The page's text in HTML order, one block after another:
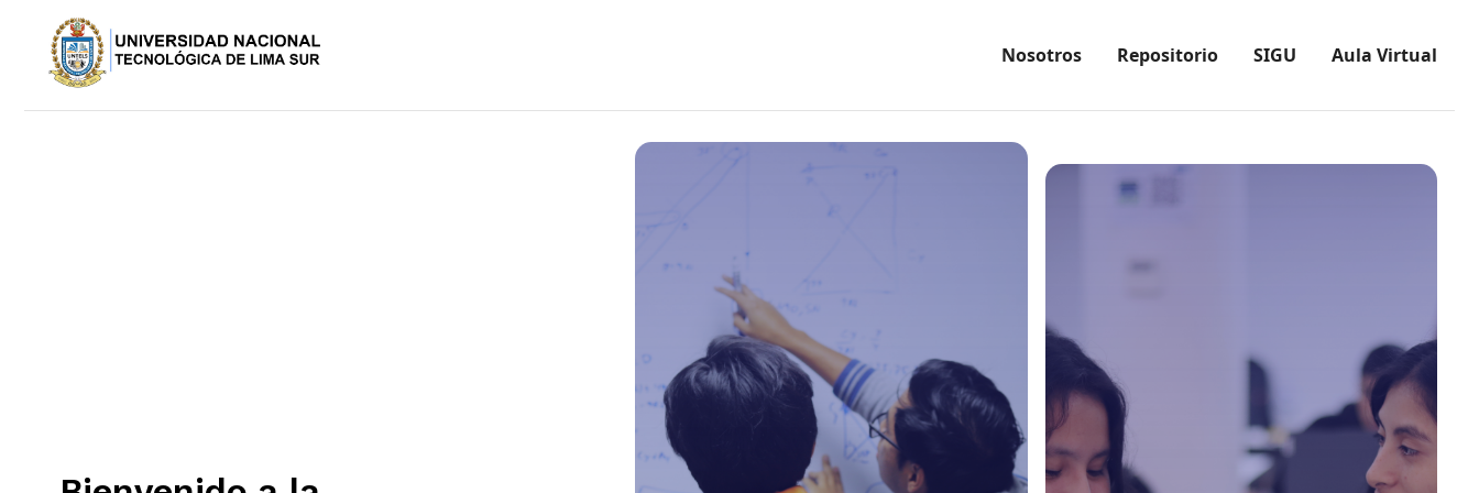
Nosotros Repositorio SIGU Aula Virtual